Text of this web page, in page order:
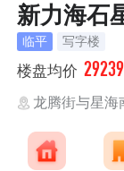
新力海石
临平 写字楼
楼盘均价 29239
龙腾街与星海